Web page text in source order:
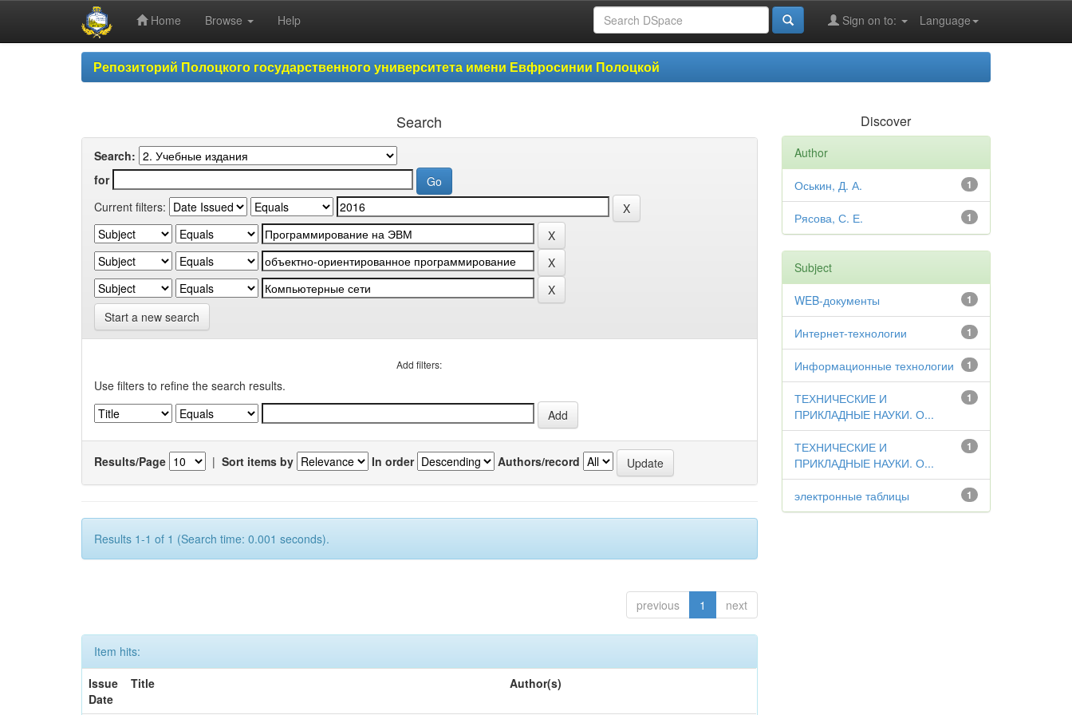
Home Browse Help Language
Sign on to:
Репозиторий Полоцкого государственного университета имени Евфросинии Полоцкой
Search
Search:
for
Current filters:
Start a new search
Add filters:
Use filters to refine the search results.
Results/Page | Sort items by In order Authors/record
Results 1-1 of 1 (Search time: 0.001 seconds).
previous 1 next
Item hits:
Issue
Date
Title Author(s)
Discover
Author
1
Оськин, Д. А.
1
Рясова, С. Е.
Subject
1
WEB-документы
1
Интернет-технологии
1
Информационные технологии
1
ТЕХНИЧЕСКИЕ И
ПРИКЛАДНЫЕ НАУКИ. О...
1
ТЕХНИЧЕСКИЕ И
ПРИКЛАДНЫЕ НАУКИ. О...
1
электронные таблицы